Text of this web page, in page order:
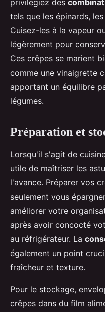
privilégiez des
tels que les épinards,
Cuisez-les à la vapeur
légèrement pour
Ces crêpes se marient
comme une vinaigrette
apportant un équilibre
légumes.
Préparation et
Lorsqu'il s'agit de
utile de maîtriser les
l'avance. Préparer vos
seulement vous
améliorer votre
après avoir concocté
au réfrigérateur. La
également un point
fraîcheur et texture.
Pour le stockage,
crêpes dans du film